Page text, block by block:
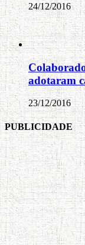
24/12/2016
adotaram
23/12/2016
PUBLICIDADE